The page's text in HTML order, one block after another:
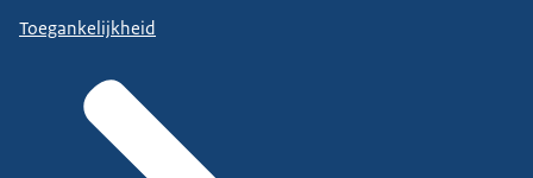
Toegankelijkheid